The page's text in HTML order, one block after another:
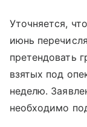
Уточняется,
июнь
претендовать
взятых под
неделю.
необходимо